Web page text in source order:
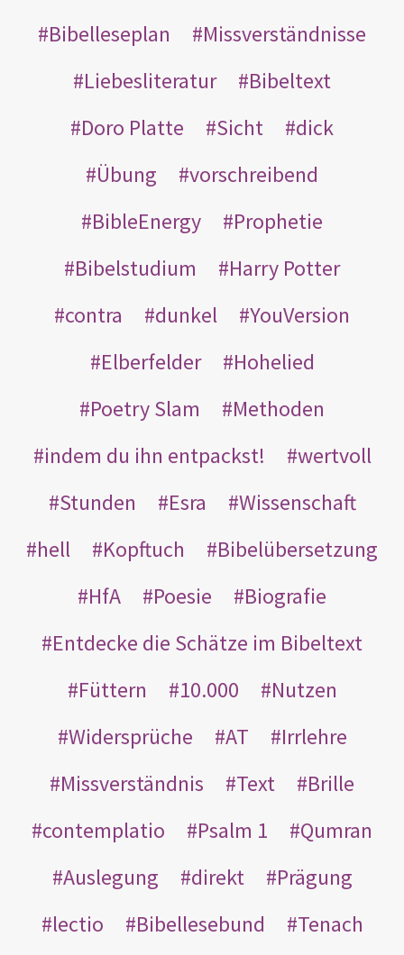
Bibelleseplan
Missverständnisse
Liebesliteratur
Bibeltext
Doro Platte
Sicht
dick
Übung
vorschreibend
BibleEnergy
Prophetie
Bibelstudium
Harry Potter
contra
dunkel
YouVersion
Elberfelder
Hohelied
Poetry Slam
Methoden
indem du ihn entpackst!
wertvoll
Stunden
Esra
Wissenschaft
hell
Kopftuch
Bibelübersetzung
HfA
Poesie
Biografie
Entdecke die Schätze im Bibeltext
Füttern
10.000
Nutzen
Widersprüche
AT
Irrlehre
Missverständnis
Text
Brille
contemplatio
Psalm 1
Qumran
Auslegung
direkt
Prägung
lectio
Bibellesebund
Tenach